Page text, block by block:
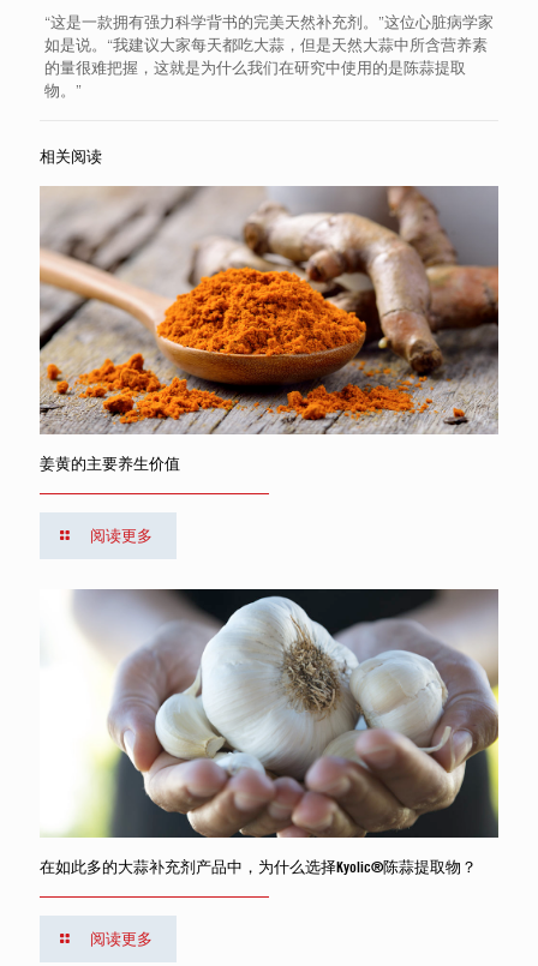
“这是一款拥有强力科学背书的完美天然补充剂。”这位心脏病学家
如是说。“我建议大家每天都吃大蒜，但是天然大蒜中所含营养素
的量很难把握，这就是为什么我们在研究中使用的是陈蒜提取
物。”
相关阅读
姜黄的主要养生价值
阅读更多
在如此多的大蒜补充剂产品中，为什么选择Kyolic®陈蒜提取物？
阅读更多